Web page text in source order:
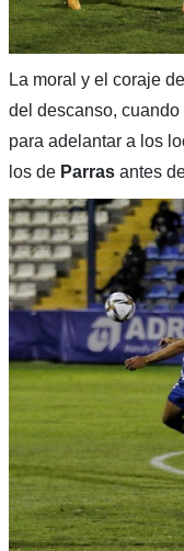
La moral y el coraje
del descanso, cuando
para adelantar a los
los de Parras antes